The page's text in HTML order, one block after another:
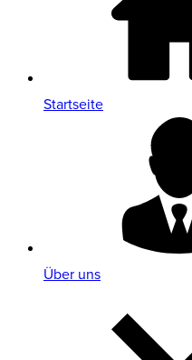
Startseite
Über uns